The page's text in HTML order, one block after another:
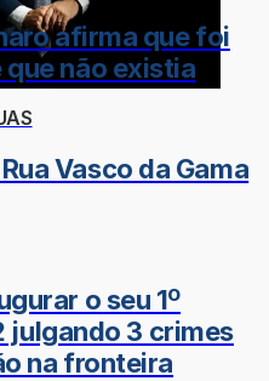
afirma que foi
não existia
Vasco da Gama
o seu 1º
julgando 3 crimes
na fronteira